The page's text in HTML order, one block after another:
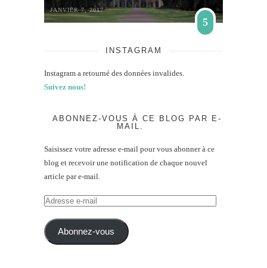
JANVIER 7, 2017
5
INSTAGRAM
Instagram a retourné des données invalides.
Suivez nous!
ABONNEZ-VOUS À CE BLOG PAR E-
MAIL.
Saisissez votre adresse e-mail pour vous abonner à ce
blog et recevoir une notification de chaque nouvel
article par e-mail.
Adresse
mail Abonnez-vous